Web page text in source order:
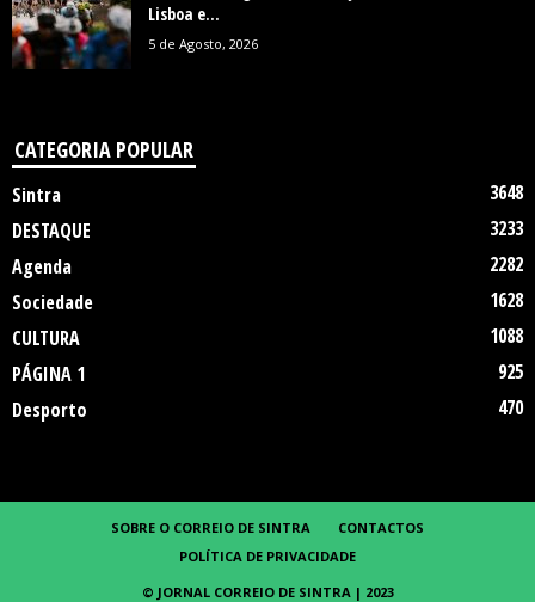
Lisboa e...
5 de Agosto, 2026
CATEGORIA POPULAR
Sintra
3648
DESTAQUE
3233
Agenda
2282
Sociedade
1628
CULTURA
1088
PÁGINA 1
925
Desporto
470
SOBRE O CORREIO DE SINTRA
CONTACTOS
POLÍTICA DE PRIVACIDADE
© JORNAL CORREIO DE SINTRA | 2023